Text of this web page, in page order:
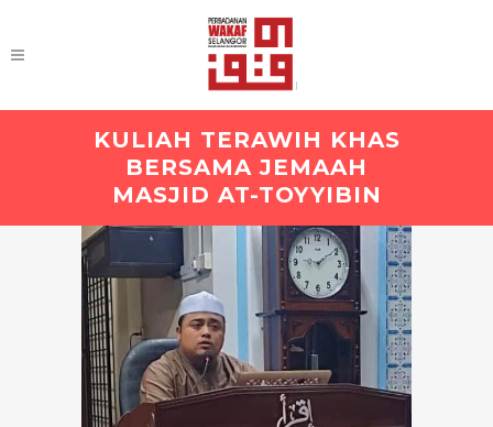
KULIAH TERAWIH KHAS
BERSAMA JEMAAH
MASJID AT-TOYYIBIN